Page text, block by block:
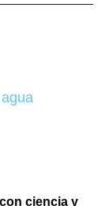
ciencia y